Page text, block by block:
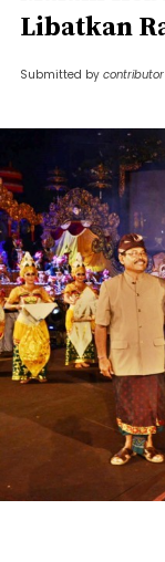
Libatkan
Submitted by contributor